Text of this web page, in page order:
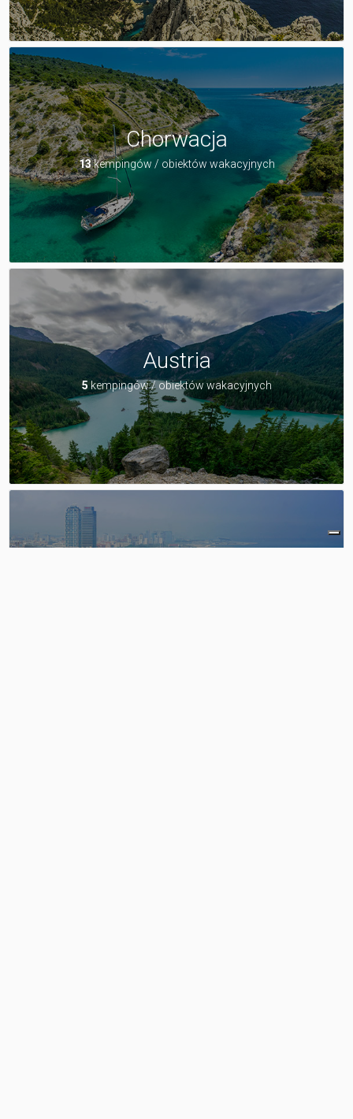
Chorwacja
13kempingów / obiektów wakacyjnych
Austria
5 kempingów / obiektów wakacyjnych